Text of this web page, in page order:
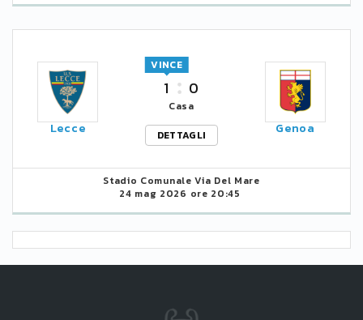
Lecce
1
VINCE
0
Casa
DETTAGLI
Genoa
Stadio Comunale Via Del Mare
24 mag 2026 ore 20:45